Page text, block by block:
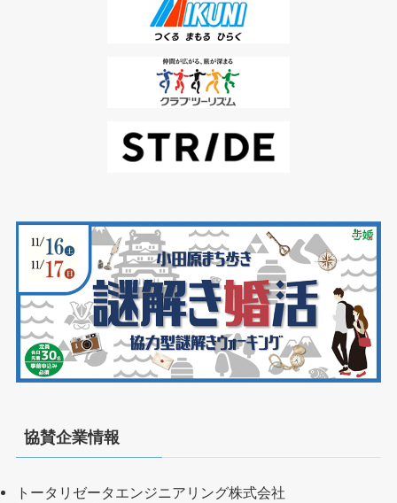
協賛企業情報
トータリゼータエンジニアリング株式会社